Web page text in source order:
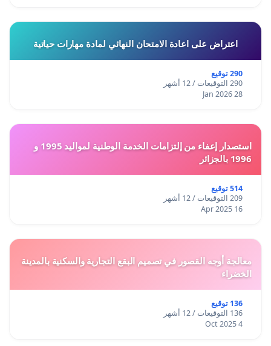
اعتراض على اعادة الامتحان النهائي لمادة مهارات حياتية
290 توقيع
290 التوقيعات / 12 أشهر
28 Jan 2026
استصدار إعفاء من إلتزامات الخدمة الوطنية لمواليد 1995 و
1996 بالجزائر
514 توقيع
209 التوقيعات / 12 أشهر
16 Apr 2025
معالجة أوجه القصور في تصميم البقع التجارية والسكنية بالمدينة
الخضراء
136 توقيع
136 التوقيعات / 12 أشهر
4 Oct 2025